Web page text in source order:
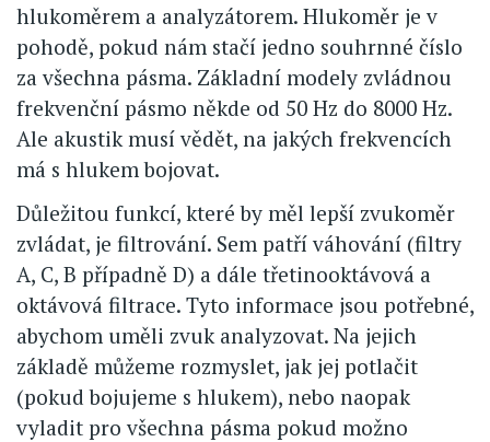
hlukoměrem a analyzátorem. Hlukoměr je v
pohodě, pokud nám stačí jedno souhrnné číslo
za všechna pásma. Základní modely zvládnou
frekvenční pásmo někde od 50 Hz do 8000 Hz.
Ale akustik musí vědět, na jakých frekvencích
má s hlukem bojovat.
Důležitou funkcí, které by měl lepší zvukoměr
zvládat, je filtrování. Sem patří váhování (filtry
A, C, B případně D) a dále třetinooktávová a
oktávová filtrace. Tyto informace jsou potřebné,
abychom uměli zvuk analyzovat. Na jejich
základě můžeme rozmyslet, jak jej potlačit
(pokud bojujeme s hlukem), nebo naopak
vyladit pro všechna pásma pokud možno